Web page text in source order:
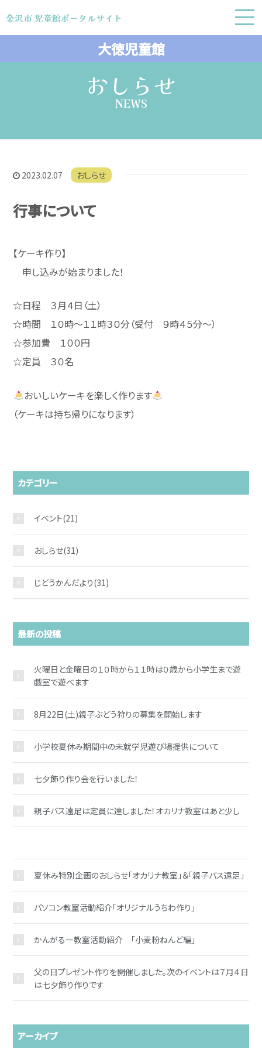
金沢市 児童館ポータルサイト
金沢市 児童館ポータルサイト
おしらせ
NEWS
2023.02.07 おしらせ
行事について
【ケーキ作り】
申し込みが始まりました！
☆日程 ３月４日（土）
☆時間 １０時～１１時３０分（受付 ９時４５分～）
☆参加費 １００円
☆定員 ３０名
おいしいケーキを楽しく作ります
（ケーキは持ち帰りになります）
カテゴリー
イベント(21)
おしらせ(31)
じどうかんだより(31)
最新の投稿
火曜日と金曜日の１０時から１１時は０歳から小学生まで遊
戯室で遊べます
8月22日(土)親子ぶどう狩りの募集を開始します
小学校夏休み期間中の未就学児遊び場提供について
七夕飾り作り会を行いました！
親子バス遠足は定員に達しました！オカリナ教室はあと少し
夏休み特別企画のおしらせ「オカリナ教室」＆「親子バス遠足」
パソコン教室活動紹介「オリジナルうちわ作り」
かんがるー教室活動紹介 「小麦粉ねんど編」
父の日プレゼント作りを開催しました。次のイベントは７月４日
は七夕飾り作りです
アーカイブ
大徳児童館